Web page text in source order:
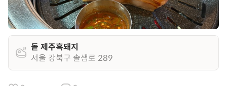
돝 제주흑돼지
서울 강북구 솔샘로 289